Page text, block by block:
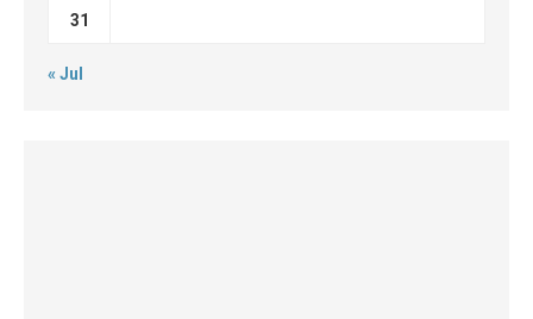
31
« Jul